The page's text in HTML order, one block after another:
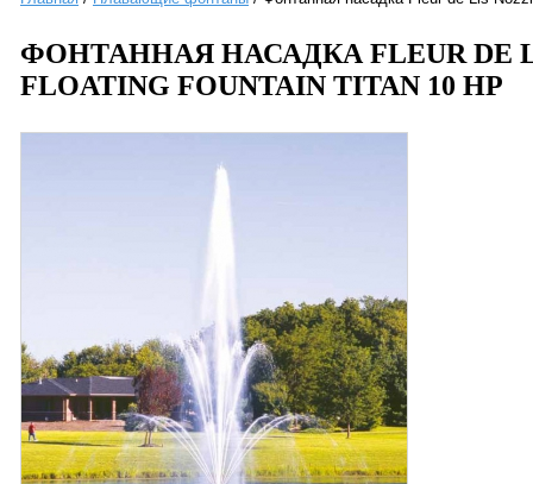
ФОНТАННАЯ НАСАДКА FLEUR DE
FLOATING FOUNTAIN TITAN 10 HP